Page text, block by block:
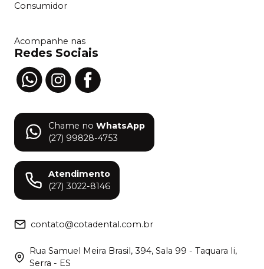
Consumidor
Acompanhe nas
Redes Sociais
Chame no WhatsApp
(27) 99828-4753
Atendimento
(27) 3022-8146
contato@cotadental.com.br
Rua Samuel Meira Brasil, 394, Sala 99 - Taquara Ii,
Serra - ES